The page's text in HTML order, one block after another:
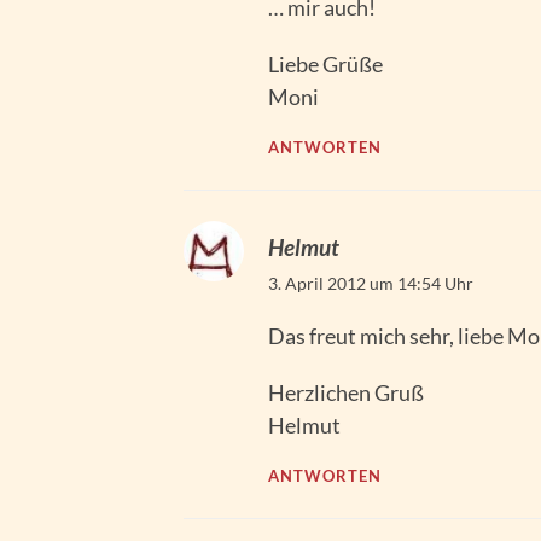
… mir auch!
Liebe Grüße
Moni
ANTWORTEN
Helmut
3. April 2012 um 14:54 Uhr
Das freut mich sehr, liebe
Herzlichen Gruß
Helmut
ANTWORTEN